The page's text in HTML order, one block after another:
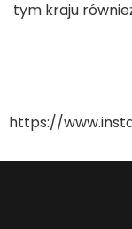
tym kraju
https://